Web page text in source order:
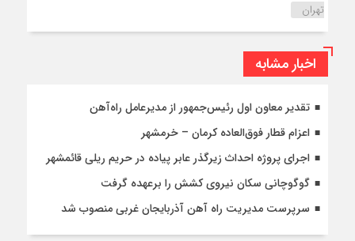
تهران
اخبار مشابه
تقدیر معاون اول رئیس‌جمهور از مدیرعامل راه‌آهن
اعزام قطار فوق‌العاده کرمان – خرمشهر
اجرای پروژه احداث زیرگذر عابر پیاده در حریم ریلی قائمشهر
گوگوچانی سکان نیروی کشش را برعهده گرفت
سرپرست مدیریت راه آهن آذربایجان غربی منصوب شد